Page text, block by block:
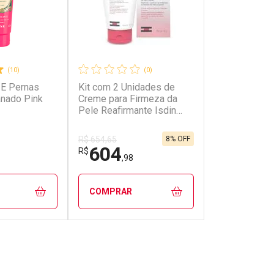
(10)
Pernas
Pink
(0)
Kit com 2 Unidades de
Creme para Firmeza da
Pele Reafirmante Isdin
R$ 654,65
R$604,98
8% OFF
COMPRAR